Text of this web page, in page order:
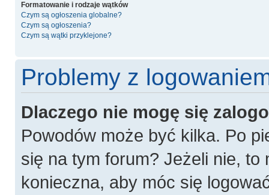
Formatowanie i rodzaje wątków
Czym są ogłoszenia globalne?
Czym są ogłoszenia?
Czym są wątki przyklejone?
Problemy z
Dlaczego nie mogę się
Powodów może być kilka. Po
się na tym forum? Jeżeli nie,
konieczna, aby móc się